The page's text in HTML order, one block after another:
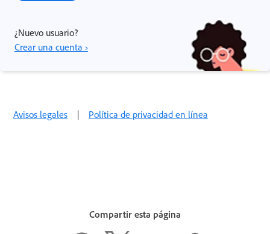
¿Nuevo usuario?
Crear una cuenta ›
Avisos legales | Política de privacidad en línea
Compartir esta página